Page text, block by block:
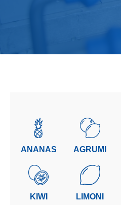
AGRUMI
ANANAS
KIWI LIMONI